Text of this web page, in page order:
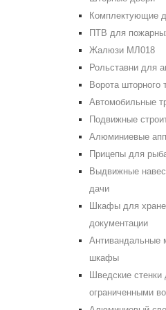
Комплектующие
ПТВ для
Жалюзи МЛ018
Рольставни для
Ворота шторного
Автомобильные
Подвижные
Алюминиевые
Прицепы для
Выдвижные
дачи
Шкафы для
документации
Антивандальные
шкафы
Шведские
ограниченными